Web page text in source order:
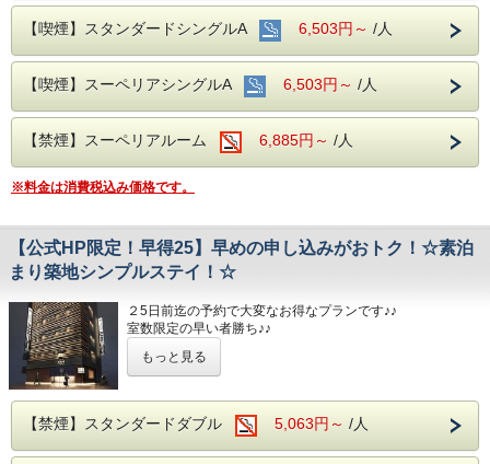
しません。
○全館Wi-Fi利用可。
〇全室 加湿空気清浄機、電気ケトル完備。
〇安心なエントランスロック（24時以降、正面玄関がロッ
クされます。宿泊者様のみご入館可能）
○ミネラルウォーター付き。
〇1階にてコインランドリー（洗剤不要）、電子レンジ、喫
煙コーナー設置。
【便利な立地・アクセス】
日比谷線 築地駅より徒歩１分。
築地駅を中心に東京周辺へのご出張、ビジネス、観光等に最
【お車でお越しのお客様へ必ずご一読下さい】
当ホテルには駐車場、及び提携駐車場がございません。
※当日の予定到着時間より遅れる場合は、必ずご連絡をお願
いいたします。
※ご宿泊者様以外の客室への入室はお断りさせて頂いており
ご面会はロビーにてお願い申し上げます。
【喫煙】スタンダードシングルA 6,503円～ /人
【喫煙】スーペリアシングルA 6,503円～ /人
【禁煙】スーペリアルーム 6,885円～ /人
※料金は消費税込み価格です。
【公式HP限定！早得25】早めの申し込みがおトク！☆素泊
まり築地シンプルステイ！☆
２5日前迄の予約で大変なお得なプランです♪♪
室数限定の早い者勝ち♪♪
※環境保護への取り組みとして連泊清掃は3日に1回とさせ
て頂いております。
和を意識したモダンでありながら、江戸らしい意匠とおもて
なしの心で、
皆様を暖かくお迎えいたします。
もっと見る
【禁煙】スタンダードダブル 5,063円～ /人